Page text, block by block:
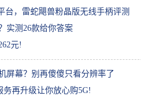
台，雷蛇飓兽粉晶版无线手柄评测
实测26款给你答案
元!
屏幕？别再傻傻只看分辨率了
务再升级让你放心购5G!